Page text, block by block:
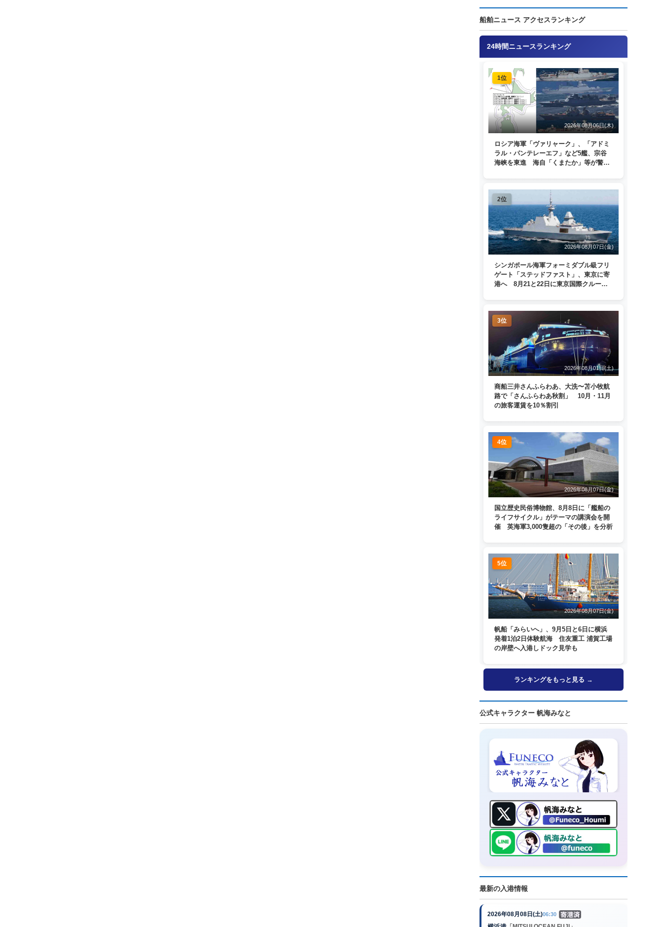
船舶ニュース アクセスランキング
24時間ニュースランキング
1位
2026年08月06日(木)
ロシア海軍「ヴァリャーク」、「アドミ
ラル・パンテレーエフ」など5艦、宗谷
海峡を東進 海自「くまたか」等が警戒
2位
2026年08月07日(金)
シンガポール海軍フォーミダブル級フリ
ゲート「ステッドファスト」、東京に寄
港へ 8月21と22日に東京国際クルーズ
3位
2026年08月01日(土)
商船三井さんふらわあ、大洗〜苫小牧航
路で「さんふらわあ秋割」 10月・11月
の旅客運賃を10％割引
4位
2026年08月07日(金)
国立歴史民俗博物館、8月8日に「艦船の
ライフサイクル」がテーマの講演会を開
催 英海軍3,000隻超の「その後」を分析
5位
2026年08月07日(金)
帆船「みらいへ」、9月5日と6日に横浜
発着1泊2日体験航海 住友重工 浦賀工場
の岸壁へ入港しドック見学も
ランキングをもっと見る →
公式キャラクター 帆海みなと
最新の入港情報
2026年08月08日(土)06:30